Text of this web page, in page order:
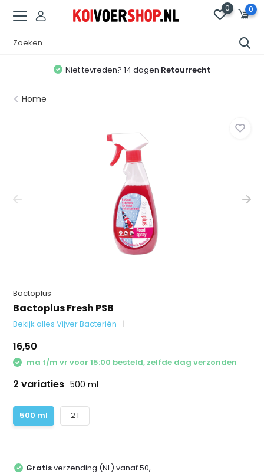
0 0
Niet tevreden? 14 dagen Retourrecht
Home
Bactoplus
Bactoplus Fresh PSB
Bekijk alles Vijver Bacteriën
16,50
ma t/m vr voor 15:00 besteld, zelfde dag verzonden
2 variaties 500 ml
500 ml 2 l
Gratisverzending (NL) vanaf 50,-